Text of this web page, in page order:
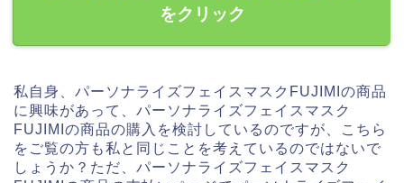
をクリック
私自身、パーソナライズフェイスマスクFUJIMIの商品
に興味があって、パーソナライズフェイスマスク
FUJIMIの商品の購入を検討しているのですが、こちら
をご覧の方も私と同じことを考えているのではないで
しょうか？ただ、パーソナライズフェイスマスク